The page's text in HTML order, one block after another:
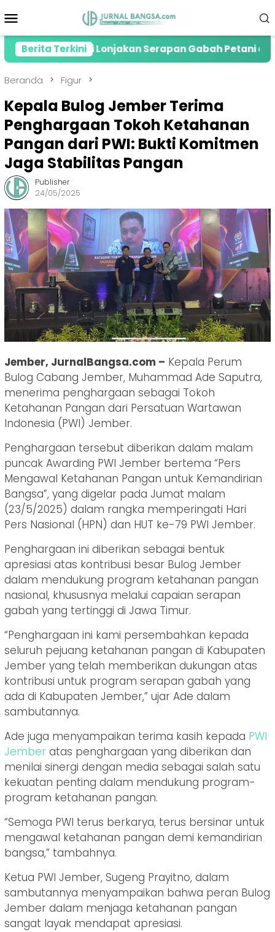
ke
Mobile
Berita Terkini
Apresiasi Lonjakan Serapan Gabah Petani di Jember
Beranda Figur
Kepala Bulog Jember Terima
Penghargaan Tokoh Ketahanan
Pangan dari PWI: Bukti Komitmen
Jaga Stabilitas Pangan
Publisher
24/05/2025
Jember, JurnalBangsa.com – Kepala Perum
Bulog Cabang Jember, Muhammad Ade Saputra,
menerima penghargaan sebagai Tokoh
Ketahanan Pangan dari Persatuan Wartawan
Indonesia (PWI) Jember.
Penghargaan tersebut diberikan dalam malam
puncak Awarding PWI Jember bertema “Pers
Mengawal Ketahanan Pangan untuk Kemandirian
Bangsa”, yang digelar pada Jumat malam
(23/5/2025) dalam rangka memperingati Hari
Pers Nasional (HPN) dan HUT ke-79 PWI Jember.
Penghargaan ini diberikan sebagai bentuk
apresiasi atas kontribusi besar Bulog Jember
dalam mendukung program ketahanan pangan
nasional, khususnya melalui capaian serapan
gabah yang tertinggi di Jawa Timur.
“Penghargaan ini kami persembahkan kepada
seluruh pejuang ketahanan pangan di Kabupaten
Jember yang telah memberikan dukungan atas
kontribusi untuk program serapan gabah yang
ada di Kabupaten Jember,” ujar Ade dalam
sambutannya.
Ade juga menyampaikan terima kasih kepada PWI
Jember atas penghargaan yang diberikan dan
menilai sinergi dengan media sebagai salah satu
kekuatan penting dalam mendukung program-
program ketahanan pangan.
“Semoga PWI terus berkarya, terus bersinar untuk
mengawal ketahanan pangan demi kemandirian
bangsa,” tambahnya.
Ketua PWI Jember, Sugeng Prayitno, dalam
sambutannya menyampaikan bahwa peran Bulog
Jember dalam menjaga ketahanan pangan
sangat layak mendapat apresiasi.